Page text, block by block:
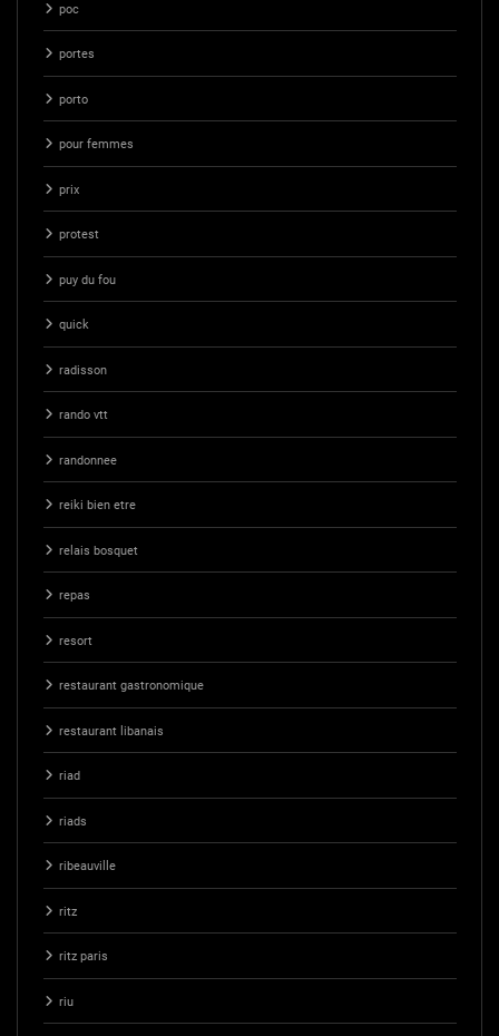
poc
portes
porto
pour femmes
prix
protest
puy du fou
quick
radisson
rando vtt
randonnee
reiki bien etre
relais bosquet
repas
resort
restaurant gastronomique
restaurant libanais
riad
riads
ribeauville
ritz
ritz paris
riu